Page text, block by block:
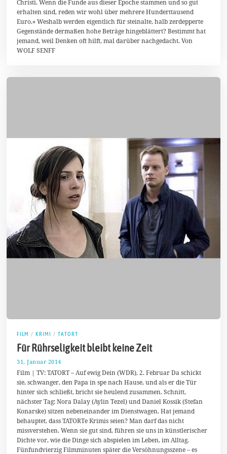
e
b
u
a
r
Christi. Wenn die Funde aus dieser Epoche stammen und so gut
erhalten sind, reden wir wohl über mehrere Hunderttausend
Euro.« Weshalb werden eigentlich für steinalte, halb zerdepperte
Gegenstände dermaßen hohe Beträge hingeblättert? Bestimmt hat
jemand, weil Denken oft hilft, mal darüber nachgedacht. Von
WOLF SENFF
FILM / KRIMI / TATORT
Für Rührseligkeit bleibt keine Zeit
31. Januar 2014
.
F
e
b
r
a
r
2
0
1
Film | TV: TATORT – Auf ewig Dein (WDR), 2. Februar Da schickt
sie, schwanger, den Papa in spe nach Hause, und als er die Tür
hinter sich schließt, bricht sie heulend zusammen. Schnitt,
nächster Tag: Nora Dalay (Aylin Tezel) und Daniel Kossik (Stefan
Konarske) sitzen nebeneinander im Dienstwagen. Hat jemand
behauptet, dass TATORTe Krimis seien? Man darf das nicht
missverstehen. Wenn sie gut sind, führen sie uns in künstlerischer
Dichte vor, wie die Dinge sich abspielen im Leben, im Alltag.
Fünfundvierzig Filmminuten später die Versöhnungsszene – es